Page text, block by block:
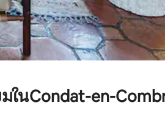
นCondat-en-